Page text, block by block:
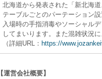
北海道から発表された「新北海
テーブルごとのパーテーション
入場時の手指消毒やソーシャル
してまいります。また混雑状況
（詳細URL： https://
【運営会社概要】